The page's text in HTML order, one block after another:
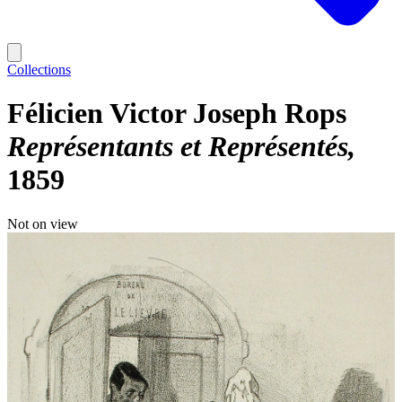
Collections
Félicien Victor Joseph Rops
Représentants et Représentés
1859
Not on view